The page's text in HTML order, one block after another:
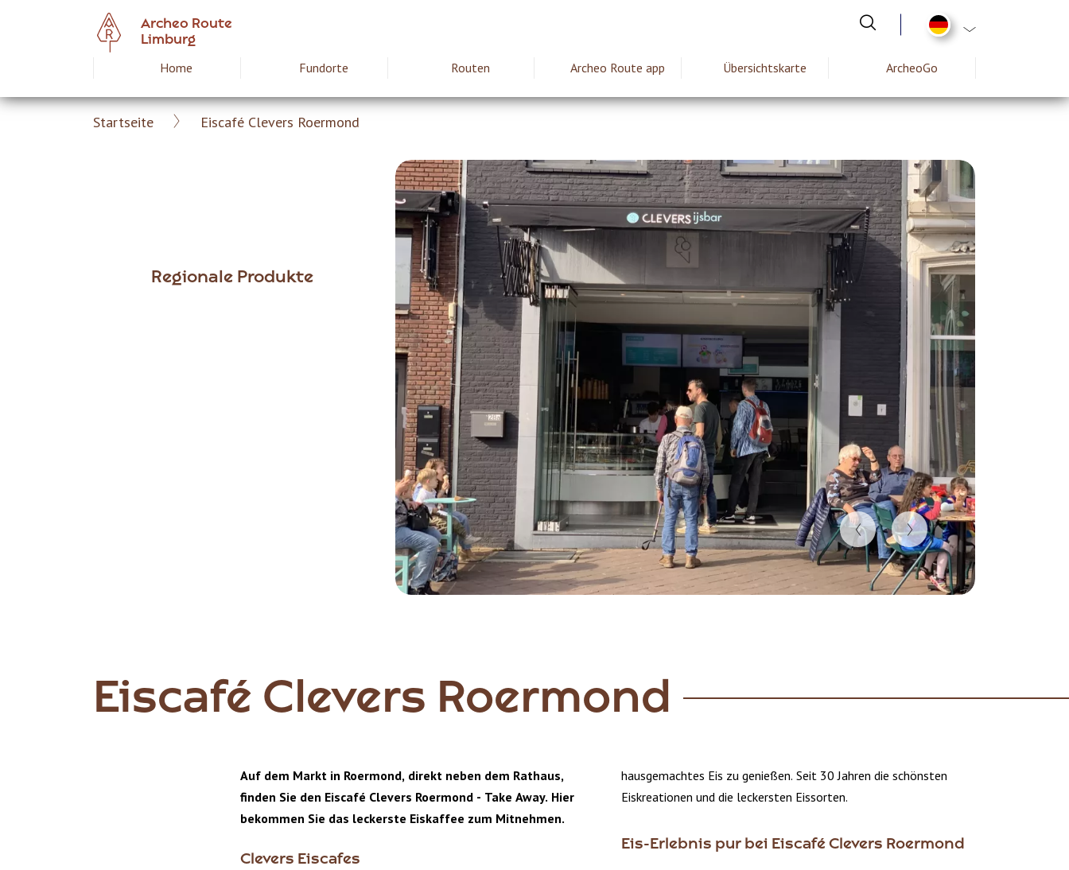
List additional
Archeo Route
Limburg
Hoofdnavigatie
Archeoroute
Home Fundorte Routen Archeo Route app Übersichtskarte ArcheoGo
Breadcrumb
Startseite Eiscafé Clevers Roermond
Regionale Produkte
Eiscafé Clevers Roermond
Auf dem Markt in Roermond, direkt neben dem Rathaus,
finden Sie den Eiscafé Clevers Roermond - Take Away. Hier
bekommen Sie das leckerste Eiskaffee zum Mitnehmen.
Clevers Eiscafes
hausgemachtes Eis zu genießen. Seit 30 Jahren die schönsten
Eiskreationen und die leckersten Eissorten.
Eis-Erlebnis pur bei Eiscafé Clevers Roermond